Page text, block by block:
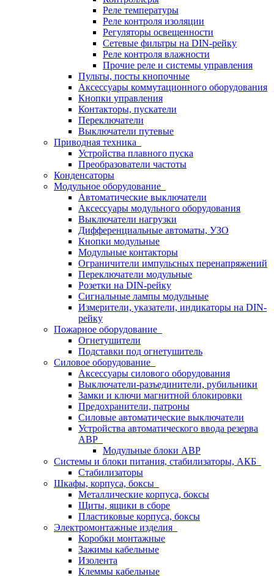
Реле температуры
Реле контроля изоляции
Регуляторы освещенности
Сетевые фильтры на DIN-рейку
Реле контроля влажности
Прочие реле и системы управления
Пульты, посты кнопочные
Аксессуары коммутационного оборудования
Кнопки управления
Контакторы, пускатели
Переключатели
Выключатели путевые
Приводная техника
Устройства плавного пуска
Преобразователи частоты
Конденсаторы
Модульное оборудование
Автоматические выключатели
Аксессуары модульного оборудования
Выключатели нагрузки
Дифференциальные автоматы, УЗО
Кнопки модульные
Модульные контакторы
Ограничители импульсных перенапряжений
Переключатели модульные
Розетки на DIN-рейку
Сигнальные лампы модульные
Измерители, указатели, индикаторы на DIN-
рейку
Пожарное оборудование
Огнетушители
Подставки под огнетушитель
Силовое оборудование
Аксессуары силового оборудования
Выключатели-разъединители, рубильники
Замки и ключи магнитной блокировки
Предохранители, патроны
Силовые автоматические выключатели
Устройства автоматического ввода резерва
АВР
Модульные блоки АВР
Системы и блоки питания, стабилизаторы, АКБ
Стабилизаторы
Шкафы, корпуса, боксы
Металлические корпуса, боксы
Щиты, ящики в сборе
Пластиковые корпуса, боксы
Электромонтажные изделия
Коробки монтажные
Зажимы кабельные
Изолента
Клеммы кабельные